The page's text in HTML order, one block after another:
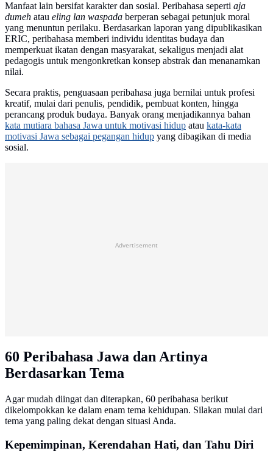
Manfaat lain bersifat karakter dan sosial. Peribahasa seperti aja
dumeh atau eling lan waspada berperan sebagai petunjuk moral
yang menuntun perilaku. Berdasarkan laporan yang dipublikasikan
ERIC, peribahasa memberi individu identitas budaya dan
memperkuat ikatan dengan masyarakat, sekaligus menjadi alat
pedagogis untuk mengonkretkan konsep abstrak dan menanamkan
nilai.
Secara praktis, penguasaan peribahasa juga bernilai untuk profesi
kreatif, mulai dari penulis, pendidik, pembuat konten, hingga
perancang produk budaya. Banyak orang menjadikannya bahan
kata mutiara bahasa Jawa untuk motivasi hidup atau kata-kata
motivasi Jawa sebagai pegangan hidup yang dibagikan di media
sosial.
Advertisement
60 Peribahasa Jawa dan Artinya
Berdasarkan Tema
Agar mudah diingat dan diterapkan, 60 peribahasa berikut
dikelompokkan ke dalam enam tema kehidupan. Silakan mulai dari
tema yang paling dekat dengan situasi Anda.
Kepemimpinan, Kerendahan Hati, dan Tahu Diri